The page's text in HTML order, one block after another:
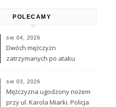
POLECAMY
sie 04, 2026
Dwóch mężczyzn
zatrzymanych po ataku
Stan 33-latka jest ciężki
sie 03, 2026
Mężczyzna ugodzony nożem
przy ul. Karola Miarki. Policja